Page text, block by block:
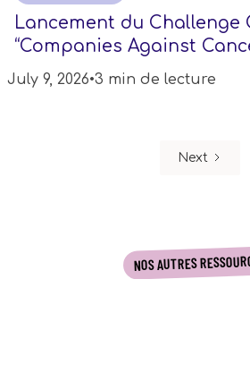
Lancement du Challenge
“Companies Against
July 9, 2026•3 min de lecture
Next
NOS AUTRES